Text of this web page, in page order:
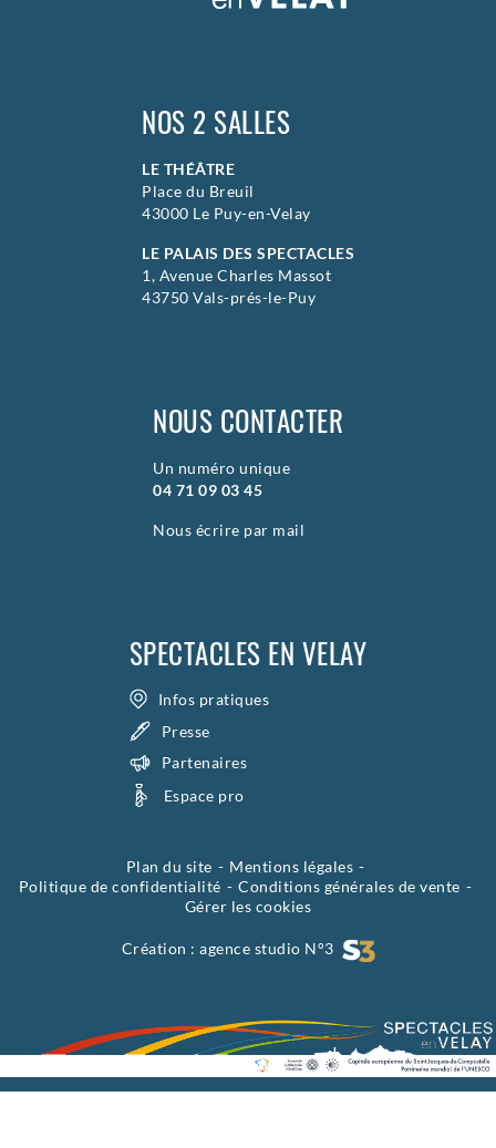
NOS 2 SALLES
LE THÉÂTRE
Place du Breuil
43000 Le Puy-en-Velay
LE PALAIS DES SPECTACLES
1, Avenue Charles Massot
43750 Vals-prés-le-Puy
NOUS CONTACTER
Un numéro unique
04 71 09 03 45
Nous écrire par mail
SPECTACLES EN VELAY
Infos pratiques
Presse
Partenaires
Espace pro
Plan du site
Mentions légales
Politique de confidentialité
Conditions générales de vente
Gérer les cookies
Création : agence studio N°3